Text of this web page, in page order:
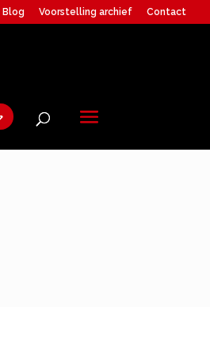
Blog Voorstelling archief Contact